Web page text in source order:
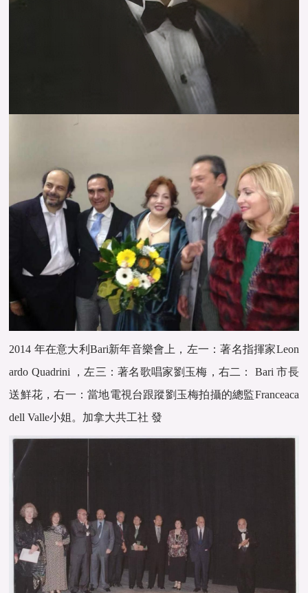
2014 年在意大利Bari新年音樂會上，左一：著名指揮家Leon
ardo Quadrini ，左三：著名歌唱家劉玉梅，右二： Bari 市長
送鮮花，右一：當地電視台跟蹤劉玉梅拍攝的總監Franceaca
dell Valle小姐。加拿大共工社 發